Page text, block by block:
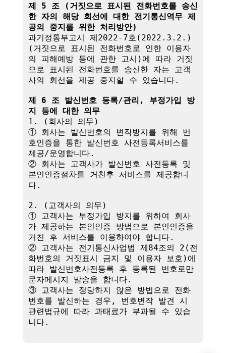
제 5 조 (거짓으로 표시된 전화번호를 송신
한 자의 해당 회선에 대한 전기통신역무 제
공의 중지를 위한 처리방안)
과기정통부고시 제2022-7호(2022.3.2.)
(거짓으로 표시된 전화번호로 인한 이용자
의 피해예방 등에 관한 고시)에 따라 거짓
으로 표시된 전화번호를 송신한 자는 고객
사의 회선을 제공 중지할 수 있습니다.
제 6 조 발신번호 등록/관리, 부정가입 방
지 등에 대한 의무
1. (회사의 의무)
① 회사는 발신번호의 변작방지를 위해 번
호인증을 통한 발신번호 사전등록서비스를
제공/운영합니다.
② 회사는 고객사가 발신번호 사전등록 및
본인인증절차를 거친후 서비스를 제공합니
다.
2. (고객사의 의무)
① 고객사는 부정가입 방지를 위하여 회사
가 제공하는 본인인증 방법으로 본인인증을
거친 후 서비스를 이용하여야 합니다.
② 고객사는 전기통신사업법 제84조의 2(전
화번호의 거짓표시 금지 및 이용자 보호)에
따라 발신번호사전등록 후 등록된 번호로만
문자메시지 발송을 합니다.
③ 고객사는 정당하지 않은 방법으로 전화
번호를 발신하는 경우, 번호변작 발견 시
관련법규에 따라 과태료가 부과될 수 있습
니다.